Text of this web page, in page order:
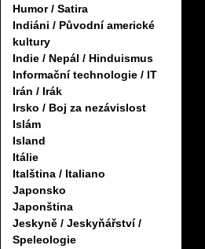
Humor / Satira
Indiáni / Původní americké
kultury
Indie / Nepál / Hinduismus
Informační technologie / IT
Irán / Irák
Irsko / Boj za nezávislost
Islám
Island
Itálie
Italština / Italiano
Japonsko
Japonština
Jeskyně / Jeskyňářství /
Speleologie